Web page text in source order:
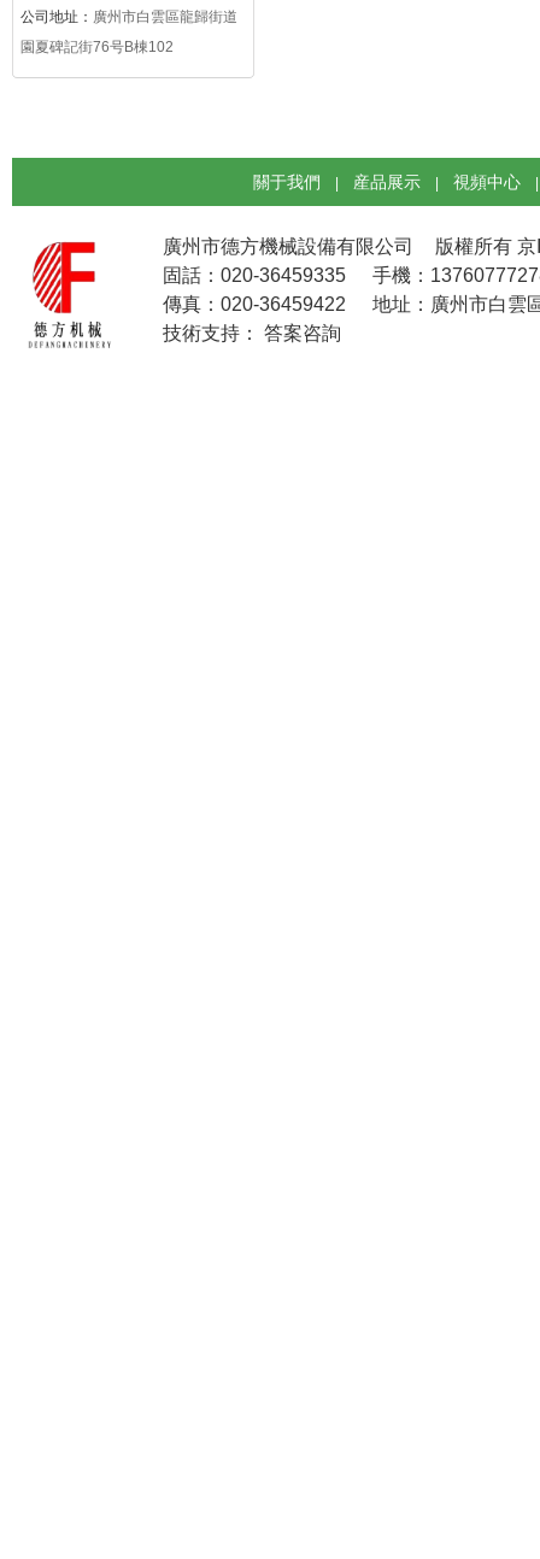
公司地址： 廣州市白雲區龍歸街道
園夏碑記街76号B棟102
關于我們 産品展示 視頻中心
廣州市德方機械設備有限公司 版權所有 京
固話：020-36459335
手機：
傳真：020-36459422
地址：廣州市白雲
技術支持： 答案咨詢